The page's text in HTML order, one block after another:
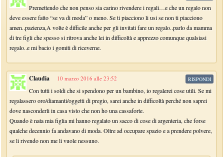
Premettendo che non penso sia carino rivendere i regali…e che un regalo non
deve essere fatto “se va di moda” o meno. Se ti piacciono li usi se non ti piacciono
amen..pazienza,A volte è difficile anche per gli invitati fare un regalo..parlo da mamma
di tre figli che spesso si ritrova anche lei in difficoltà e apprezzo comunque qualsiasi
regalo..e mi bacio i gomiti di riceverne.
Claudia 10 marzo 2016 alle 23:52
Con tutti i soldi che si spendono per un bambino, io regalerei cose utili. Se mi
regalassero oro/diamanti/oggetti di pregio, sarei anche in difficoltà perché non saprei
dove nasconderli in casa visto che non ho una cassaforte.
Quando è nata mia figlia mi hanno regalato un sacco di cose di argenteria, che forse
qualche decennio fa andavano di moda. Oltre ad occupare spazio e a prendere polvere,
se li rivendo non me li vuole nessuno.
RISPONDI